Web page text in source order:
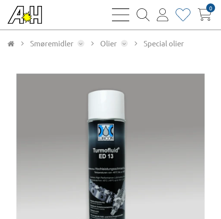
bars
magnifying
user
heart0
Smøremidler Olier Special olier